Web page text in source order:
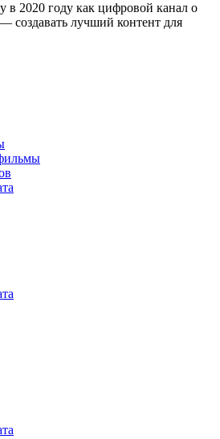
в 2020 году как цифровой канал о
создавать лучший контент для